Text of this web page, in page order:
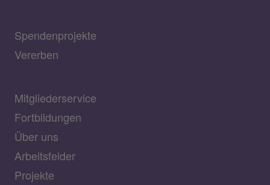
Spendenprojekte
Vererben
Mitgliederservice
Fortbildungen
Über uns
Arbeitsfelder
Projekte